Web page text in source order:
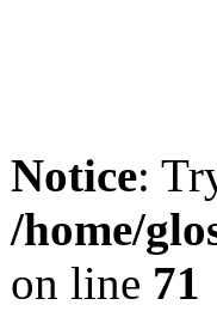
Notice:
/home/
on line 71